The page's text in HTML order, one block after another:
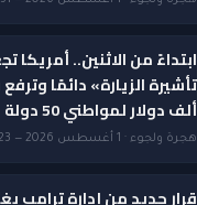
ابتداءً من الاثنين.. أمريكا
ألف دولار لمواطني 50 دولة
هجرة ولجوء · 1 أغسطس 2026 — 9:23 AM
قرار جديد من إدارة ترامب